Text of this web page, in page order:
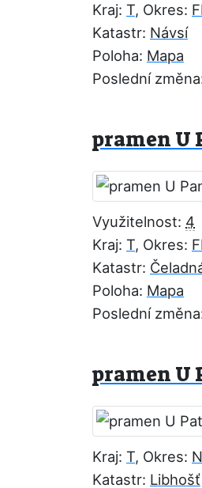
Kraj: T, Okres:
Katastr: Návsí
Poloha: Mapa
Poslední
pramen U
Využitelnost: 4
Kraj: T, Okres:
Katastr:
Poloha: Mapa
Poslední
pramen U
Kraj: T, Okres:
Katastr: Libhošť